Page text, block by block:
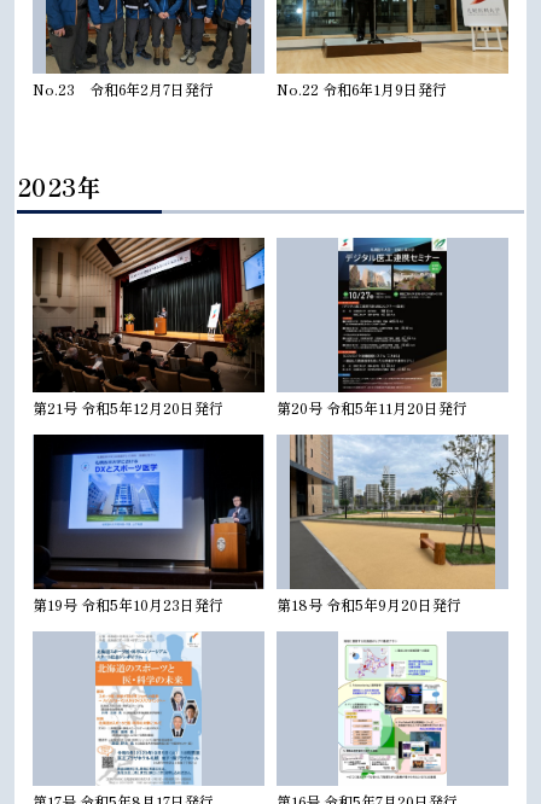
No.23 令和6年2月7日発行 No.22 令和6年1月9日発行
2023年
第21号 令和5年12月20日発行 第20号 令和5年11月20日発行
第19号 令和5年10月23日発行 第18号 令和5年9月20日発行